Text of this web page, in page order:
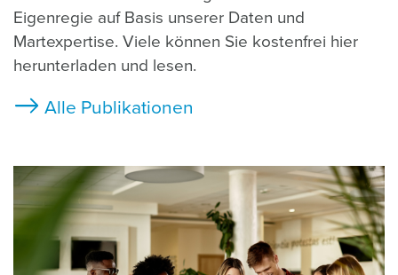
Eigenregie auf Basis unserer Daten und
Martexpertise. Viele können Sie kostenfrei hier
herunterladen und lesen.
Alle Publikationen